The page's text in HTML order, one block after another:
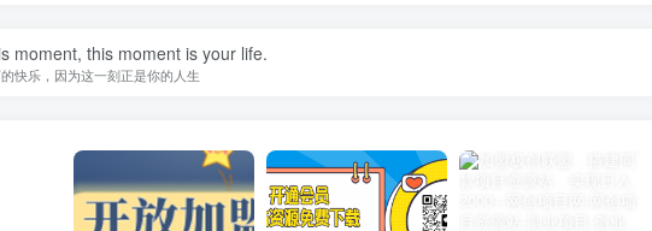
moment, this moment is your life.
快乐，因为这一刻正是你的人生